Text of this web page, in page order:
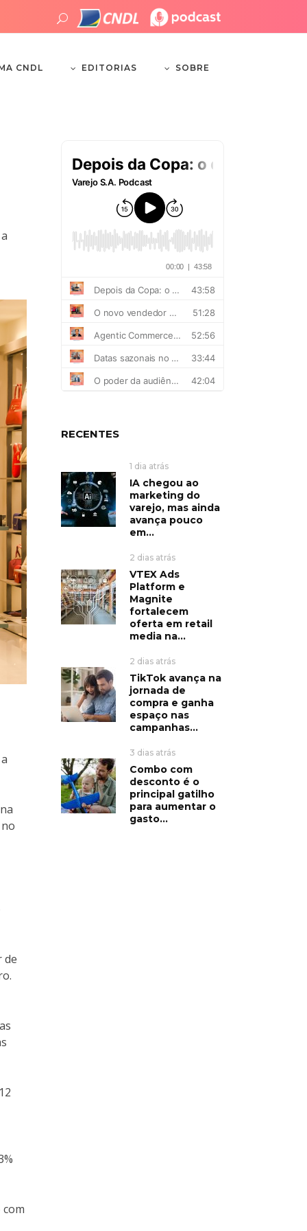
CNDL EDITORIAS SOBRE
de
RECENTES
1 dia atrás
IA chegou ao
marketing do
varejo, mas ainda
avança pouco
em...
2 dias atrás
VTEX Ads
Platform e
Magnite
fortalecem
oferta em retail
media na...
2 dias atrás
TikTok avança na
jornada de
compra e ganha
espaço nas
campanhas...
3 dias atrás
Combo com
desconto é o
principal gatilho
para aumentar o
gasto...